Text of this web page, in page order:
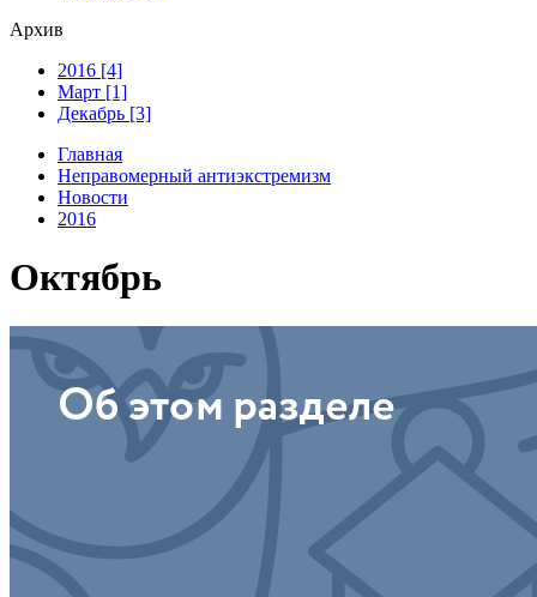
Архив
2016 [4]
Март [1]
Декабрь [3]
Главная
Неправомерный антиэкстремизм
Новости
2016
Октябрь